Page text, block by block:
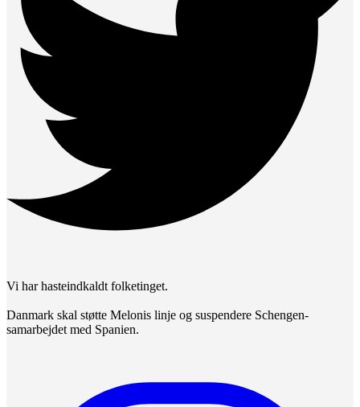
Vi har hasteindkaldt folketinget.
Danmark skal støtte Melonis linje og suspendere Schengen-
samarbejdet med Spanien.